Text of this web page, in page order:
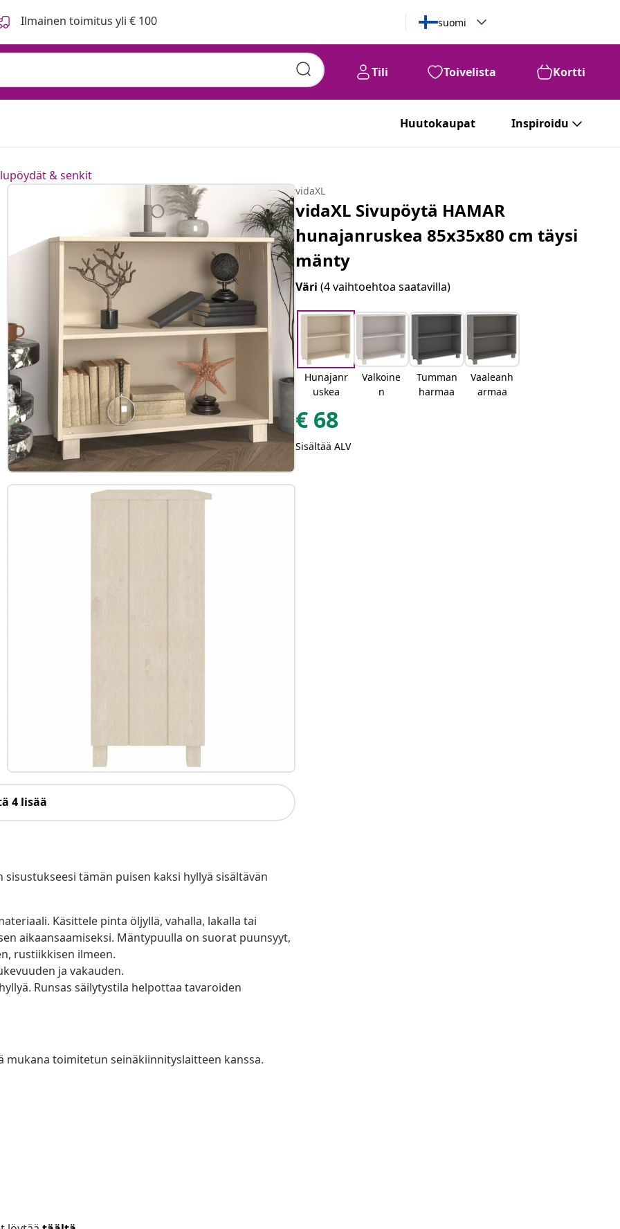
Ilmainen toimitus yli € 100 suomi
Tili Toivelista Kortti
Huutokaupat Inspiroidu
& senkit
4 lisää
tämän puisen kaksi hyllyä sisältävän
Käsittele pinta öljyllä, vahalla, lakalla tai
aikaansaamiseksi. Mäntypuulla on suorat puunsyyt,
rustiikkisen ilmeen.
ja vakauden.
Runsas säilytystila helpottaa tavaroiden
toimitetun seinäkiinnityslaitteen kanssa.
vidaXL
vidaXL Sivupöytä HAMAR
hunajanruskea 85x35x80 cm täysi
mänty
Väri(4 vaihtoehtoa saatavilla)
Hunajanr
uskea
Valkoine
n
Tumman
harmaa
Vaaleanh
armaa
€ 68
Sisältää ALV